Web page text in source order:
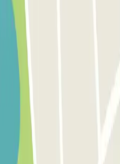
Canária (LPA)